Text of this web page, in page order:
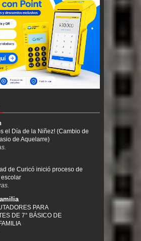
el Día de la Niñez! (Cambio de
de Aquelarre)
de Curicó inició proceso de
PARA
DE 7° BÁSICO DE